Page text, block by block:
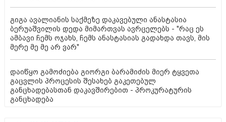
გიგა ავალიანის საქმეზე დაკავებული ანასტასია
ბერუაშვილის დედა მიმართვას ავრცელებს - "რაც ეს
ამბავი ჩემს ოჯახს, ჩემს ანასტასიას გადახდა თავს, მის
მერე მე მე არ ვარ"
დაიწყო გამოძიება გიორგი ბარამიძის მიერ ტყვეთა
გაცვლის პროცესის შესახებ გაკეთებულ
განცხადებასთან დაკავშირებით - პროკურატურის
განცხადება